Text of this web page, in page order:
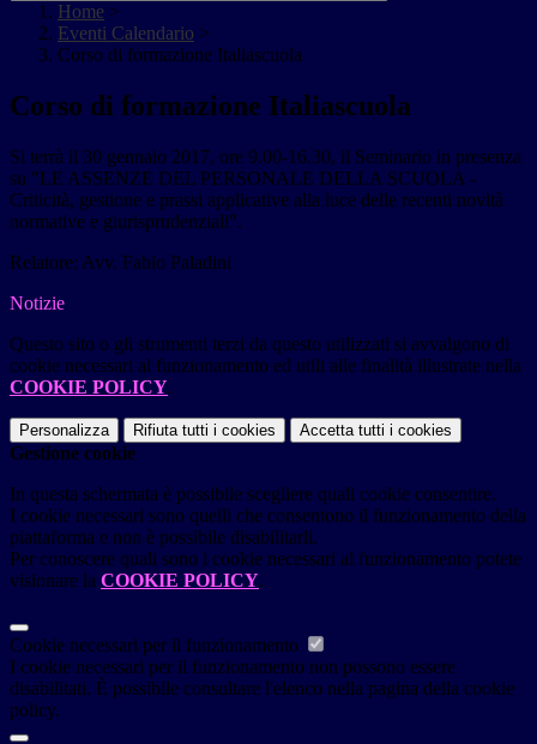
Home >
Eventi Calendario >
Corso di formazione Italiascuola
Corso di formazione Italiascuola
Si terrà il 30 gennaio 2017, ore 9.00-16.30, il Seminario in presenza
su "LE ASSENZE DEL PERSONALE DELLA SCUOLA -
Criticità, gestione e prassi applicative alla luce delle recenti novità
normative e giurisprudenziali".
Relatore: Avv. Fabio Paladini
Notizie
Questo sito o gli strumenti terzi da questo utilizzati si avvalgono di
cookie necessari al funzionamento ed utili alle finalità illustrate nella
COOKIE POLICY.
Personalizza Rifiuta tutti i cookies Accetta tutti i cookies
Gestione cookie
In questa schermata è possibile scegliere quali cookie consentire.
I cookie necessari sono quelli che consentono il funzionamento della
piattaforma e non è possibile disabilitarli.
Per conoscere quali sono i cookie necessari al funzionamento potete
visionare la COOKIE POLICY.
Cookie necessari per il funzionamento
I cookie necessari per il funzionamento non possono essere
disabilitati. È possibile consultare l'elenco nella pagina della cookie
policy.